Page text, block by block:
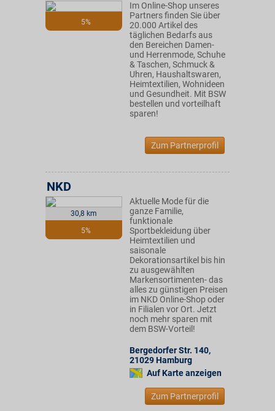
5%
Im Online-Shop unseres
Partners finden Sie über
20.000 Artikel des
täglichen Bedarfs aus
den Bereichen Damen-
und Herrenmode, Schuhe
& Taschen, Schmuck &
Uhren, Haushaltswaren,
Heimtextilien, Wohnideen
und Gesundheit. Mit BSW
bestellen und vorteilhaft
sparen!
Zum Partnerprofil
30,8 km
5%
NKD
Aktuelle Mode für die
ganze Familie,
funktionale
Sportbekleidung über
Heimtextilien und
saisonale
Dekorationsartikel bis hin
zu ausgewählten
Markensortimenten- das
alles zu günstigen Preisen
im NKD Online-Shop oder
in Filialen vor Ort. Jetzt
noch mehr sparen mit
dem BSW-Vorteil!
Bergedorfer Str. 140,
21029 Hamburg
Auf Karte anzeigen
Zum Partnerprofil